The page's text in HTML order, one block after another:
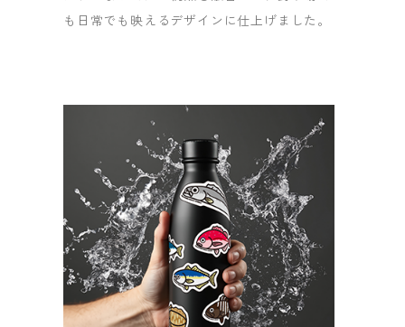
も日常でも映えるデザインに仕上げました。